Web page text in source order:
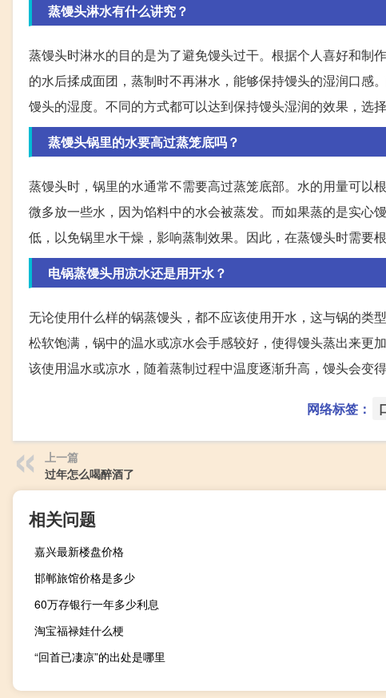
蒸馒头淋水有什么讲究？
蒸馒头时淋水的目的是为了避免馒头过干。根据个人喜好和制
的水后揉成面团，蒸制时不再淋水，能够保持馒头的湿润口感
馒头的湿度。不同的方式都可以达到保持馒头湿润的效果，选
蒸馒头锅里的水要高过蒸笼底吗？
蒸馒头时，锅里的水通常不需要高过蒸笼底部。水的用量可以
微多放一些水，因为馅料中的水会被蒸发。而如果蒸的是实心
低，以免锅里水干燥，影响蒸制效果。因此，在蒸馒头时需要
电锅蒸馒头用凉水还是用开水？
无论使用什么样的锅蒸馒头，都不应该使用开水，这与锅的类
松软饱满，锅中的温水或凉水会手感较好，使得馒头蒸出来更
该使用温水或凉水，随着蒸制过程中温度逐渐升高，馒头会变得
网络标签：
上一篇
过年怎么喝醉酒了
相关问题
嘉兴最新楼盘价格
邯郸旅馆价格是多少
60万存银行一年多少利息
淘宝福禄娃什么梗
“回首已凄凉”的出处是哪里